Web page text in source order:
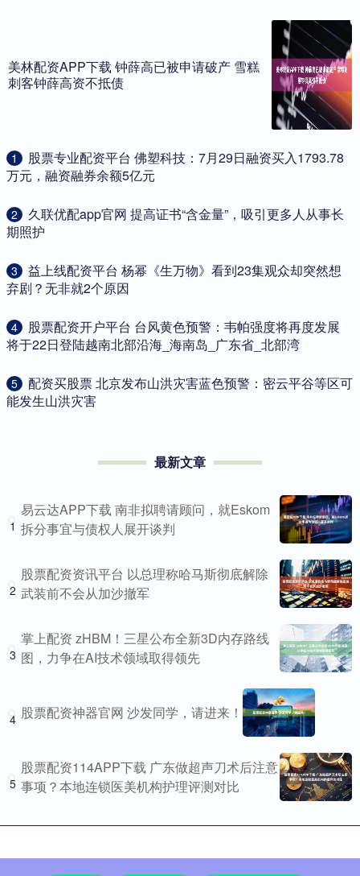
美林配资APP下载 钟薛高已被申请破产 雪糕
刺客钟薛高资不抵债
1
​股票专业配资平台 佛塑科技：7月29日融资买入1793.78
万元，融资融券余额5亿元
2
​久联优配app官网 提高证书“含金量”，吸引更多人从事长
期照护
3
​益上线配资平台 杨幂《生万物》看到23集观众却突然想
弃剧？无非就2个原因
4
​股票配资开户平台 台风黄色预警：韦帕强度将再度发展
将于22日登陆越南北部沿海_海南岛_广东省_北部湾
5
​配资买股票 北京发布山洪灾害蓝色预警：密云平谷等区可
能发生山洪灾害
最新文章
1
易云达APP下载 南非拟聘请顾问，就Eskom
拆分事宜与债权人展开谈判
2
股票配资资讯平台 以总理称哈马斯彻底解除
武装前不会从加沙撤军
3
掌上配资 zHBM！三星公布全新3D内存路线
图，力争在AI技术领域取得领先
4 股票配资神器官网 沙发同学，请进来！
5
股票配资114APP下载 广东做超声刀术后注意
事项？本地连锁医美机构护理评测对比